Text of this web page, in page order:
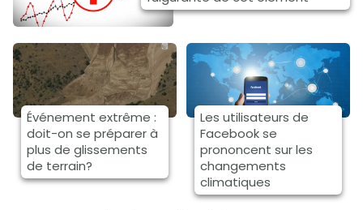
Événement extrême :
doit-on se préparer à
plus de glissements
de terrain?
Les utilisateurs de
Facebook se
prononcent sur les
changements
climatiques